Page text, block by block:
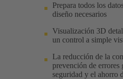
Prepara todos los
diseño necesarios
Visualización 3D
un control a simple
La reducción de la
prevención de errores
seguridad y el ahorro